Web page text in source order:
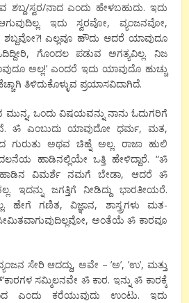
ಶಬ್ದ/ಸ್ವರ/ನಾದ ಎಂದು ಹೇಳಬಹುದು. ಇದು
ಇದು ಸ್ವರವೋ, ವ್ಯಂಜನವೋ,
ಶಬ್ದವೋ?! ಎಲ್ಲವೂ ಹೌದು ಆದರೆ ಯಾವುದೂ
ಗೊಂದಲ ಪಡುವ ಅಗತ್ಯವಿಲ್ಲ. ನಿಜ
ಅಲ್ಲ!’ ಎಂದರೆ ಇದು ಯಾವುದೊ ಹುಚ್ಚು
ತಿಳಿದುಕೊಳ್ಳುವ ಪ್ರಯಾಸವಿದಾಗಿದೆ.
ಒಂದು ವಿಷಯವನ್ನು ನಾನು ಓದುಗರಿಗೆ
ॐ ಎಂಬುದು ಯಾವುದೋ ಧರ್ಮ, ಮತ,
ಗುರುತು ಅಥವ ಚಿಹ್ನೆ ಅಲ್ಲ. ರಾಜಾ ಹುಲಿ
ಹಾಡಿನಲ್ಲಿಯೇ ಒತ್ತಿ ಹೇಳಿದ್ದಾರೆ. “ॐ
ಹಾಡಿನ ವಿಮರ್ಶೆ ನಮಗೆ ಬೇಡಾ, ಆದರೆ ॐ
ಇದನ್ನು ಜಗತ್ತಿಗೆ ನೀಡಿದ್ದು ಭಾರತೀಯರೆ.
ಹೇಗೆ ಗಣಿತ, ವಿಜ್ಞಾನ, ಶಾಸ್ತ್ರಗಳು ಮತ-
ಅಂತೆಯೆ ॐ ಕಾರವೂ
ಸೇರಿ ಆದದ್ದು, ಅವೇ – ’ಅ’, ’ಉ’, ಮತ್ತು
ಸಮ್ಮಿಲನವೇ ॐ ಕಾರ. ಇನ್ನು ॐ ಕಾರಕ್ಕೆ
ಎಂದು ಕರೆಯುವುದು ಉಂಟು. ಇದು